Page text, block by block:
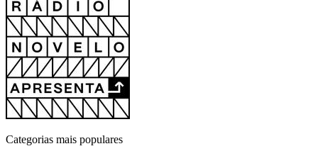
Categorias mais populares